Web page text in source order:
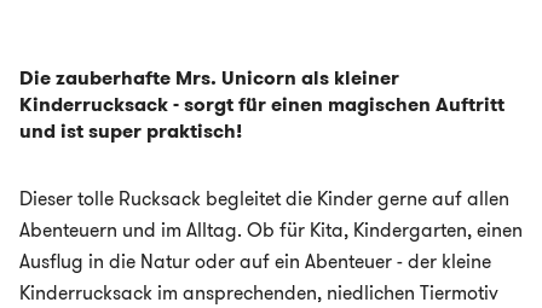
Die zauberhafte Mrs. Unicorn als kleiner
Kinderrucksack - sorgt für einen magischen Auftritt
und ist super praktisch!
Dieser tolle Rucksack begleitet die Kinder gerne auf allen
Abenteuern und im Alltag. Ob für Kita, Kindergarten, einen
Ausflug in die Natur oder auf ein Abenteuer - der kleine
Kinderrucksack im ansprechenden, niedlichen Tiermotiv